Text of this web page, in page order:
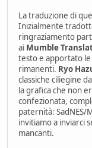
La traduzione di
Inizialmente
ringraziamento
ai Mumble
testo e apportato
rimanenti. Ryo
classiche ciliegine
la grafica che non
confezionata,
paternità: SadNES/
invitiamo a inviarci
mancanti.